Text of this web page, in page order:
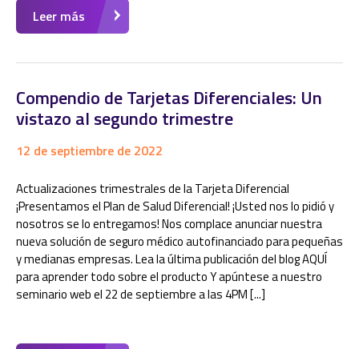
Leer más
Compendio de Tarjetas Diferenciales: Un
vistazo al segundo trimestre
12 de septiembre de 2022
Actualizaciones trimestrales de la Tarjeta Diferencial
¡Presentamos el Plan de Salud Diferencial! ¡Usted nos lo pidió y
nosotros se lo entregamos! Nos complace anunciar nuestra
nueva solución de seguro médico autofinanciado para pequeñas
y medianas empresas. Lea la última publicación del blog AQUÍ
para aprender todo sobre el producto Y apúntese a nuestro
seminario web el 22 de septiembre a las 4PM [...]